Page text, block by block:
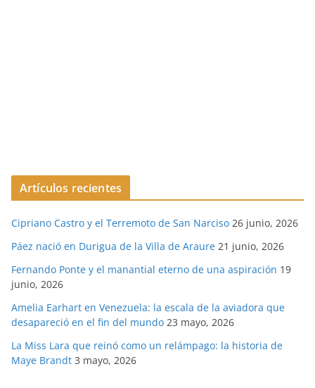
Artículos recientes
Cipriano Castro y el Terremoto de San Narciso 26 junio, 2026
Páez nació en Durigua de la Villa de Araure 21 junio, 2026
Fernando Ponte y el manantial eterno de una aspiración 19
junio, 2026
Amelia Earhart en Venezuela: la escala de la aviadora que
desapareció en el fin del mundo 23 mayo, 2026
La Miss Lara que reinó como un relámpago: la historia de
Maye Brandt 3 mayo, 2026